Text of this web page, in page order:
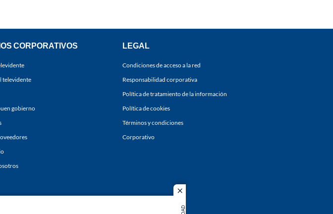
close
CORPORATIVOS
televidente
gobierno
LEGAL
Condiciones de acceso a la red
Responsabilidad corporativa
Política de tratamiento de la información
Política de cookies
Términos y condiciones
Corporativo